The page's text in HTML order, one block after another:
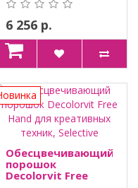
6 256 р.
Обесцвечивающий
порошок
Decolorvit Free